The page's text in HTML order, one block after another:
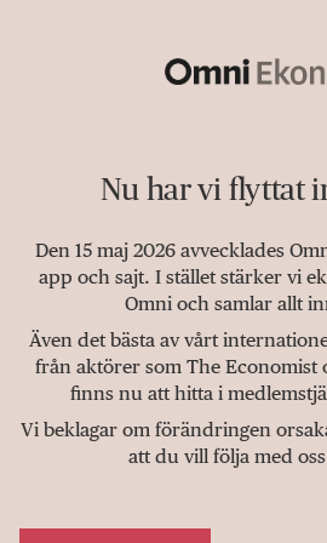
Nu har vi flyttat
Den 15 maj 2026 avvecklades
app och sajt. I stället stärker vi
Omni och samlar allt
Även det bästa av vårt
från aktörer som The Economist
finns nu att hitta i
Vi beklagar om förändringen
att du vill följa med